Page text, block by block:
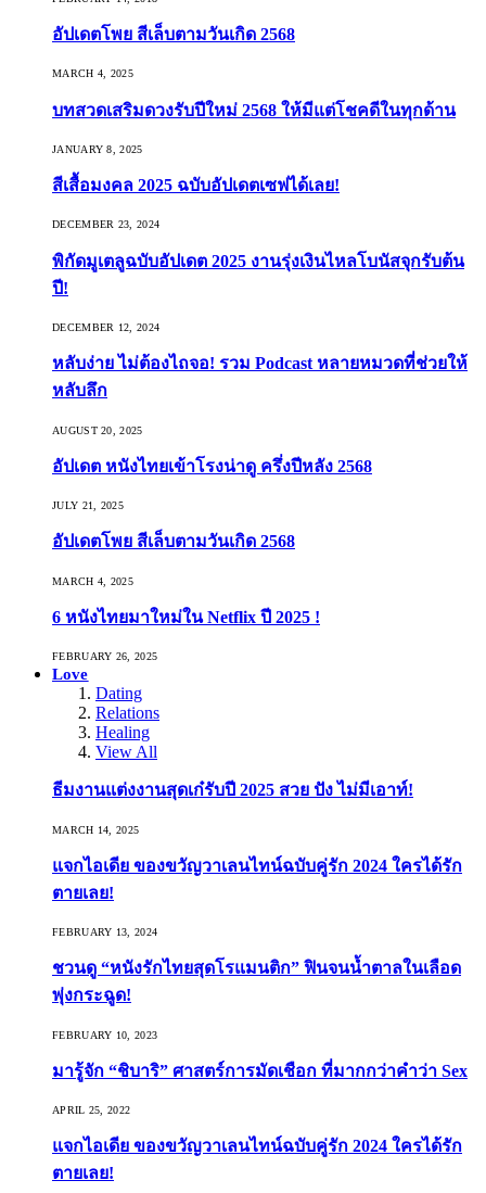
อัปเดตโพย สีเล็บตามวันเกิด 2568
MARCH 4, 2025
บทสวดเสริมดวงรับปีใหม่ 2568 ให้มีแต่โชคดีในทุกด้าน
JANUARY 8, 2025
สีเสื้อมงคล 2025 ฉบับอัปเดตเซฟได้เลย!
DECEMBER 23, 2024
พิกัดมูเตลูฉบับอัปเดต 2025 งานรุ่งเงินไหลโบนัสจุกรับต้น
ปี!
DECEMBER 12, 2024
หลับง่าย ไม่ต้องไถจอ! รวม Podcast หลายหมวดที่ช่วยให้
หลับลึก
AUGUST 20, 2025
อัปเดต หนังไทยเข้าโรงน่าดู ครึ่งปีหลัง 2568
JULY 21, 2025
อัปเดตโพย สีเล็บตามวันเกิด 2568
MARCH 4, 2025
6 หนังไทยมาใหม่ใน Netflix ปี 2025 !
FEBRUARY 26, 2025
Love
Dating
Relations
Healing
View All
ธีมงานแต่งงานสุดเก๋รับปี 2025 สวย ปัง ไม่มีเอาท์!
MARCH 14, 2025
แจกไอเดีย ของขวัญวาเลนไทน์ฉบับคู่รัก 2024 ใครได้รัก
ตายเลย!
FEBRUARY 13, 2024
ชวนดู “หนังรักไทยสุดโรแมนติก” ฟินจนน้ำตาลในเลือด
พุ่งกระฉูด!
FEBRUARY 10, 2023
มารู้จัก “ชิบาริ” ศาสตร์การมัดเชือก ที่มากกว่าคำว่า Sex
APRIL 25, 2022
แจกไอเดีย ของขวัญวาเลนไทน์ฉบับคู่รัก 2024 ใครได้รัก
ตายเลย!